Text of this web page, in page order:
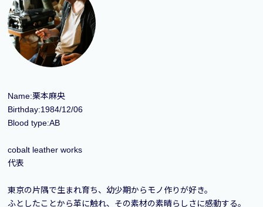
Name:栗本麻央
Birthday:1984/12/06
Blood type:AB
cobalt leather works
代表
東京の片隅で生まれ育ち、幼少期からモノ作りが好き。
ふとしたことから革に触れ、その素材の素晴らしさに感動する。